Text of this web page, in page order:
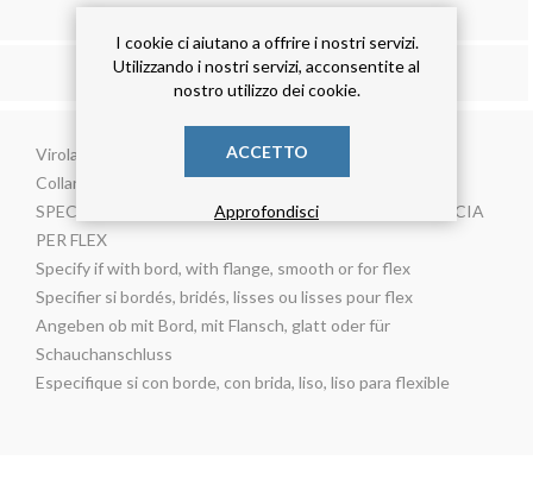
RECENSIONE
CONTATTACI
Virola R/L diametro 220 mm.
Collarino per tubo Flessibile
SPECIFICARE SE BORDATA, FLANGIATA, LISCIA O LISCIA
PER FLEX
Specify if with bord, with flange, smooth or for flex
Specifier si bordés, bridés, lisses ou lisses pour flex
Angeben ob mit Bord, mit Flansch, glatt oder für
Schauchanschluss
Especifique si con borde, con brida, liso, liso para flexible
I cookie ci aiutano a offrire i nostri servizi.
Utilizzando i nostri servizi, acconsentite al
nostro utilizzo dei cookie.
ACCETTO
Approfondisci